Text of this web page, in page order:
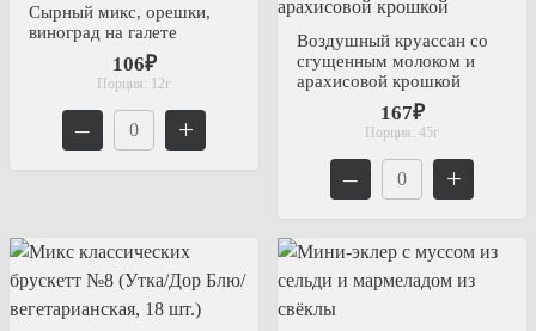
Сырный микс, орешки,
виноград на галете
106₽
Порция: 12г
– +
Воздушный круассан со
сгущенным молоком и
арахисовой крошкой
167₽
Порция: 45г
– +